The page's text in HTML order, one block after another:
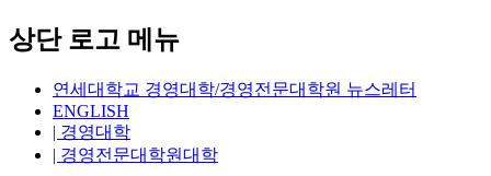
상단 로고 메뉴
연세대학교 경영대학/경영전문대학원 뉴스레터
ENGLISH
| 경영대학
| 경영전문대학원대학